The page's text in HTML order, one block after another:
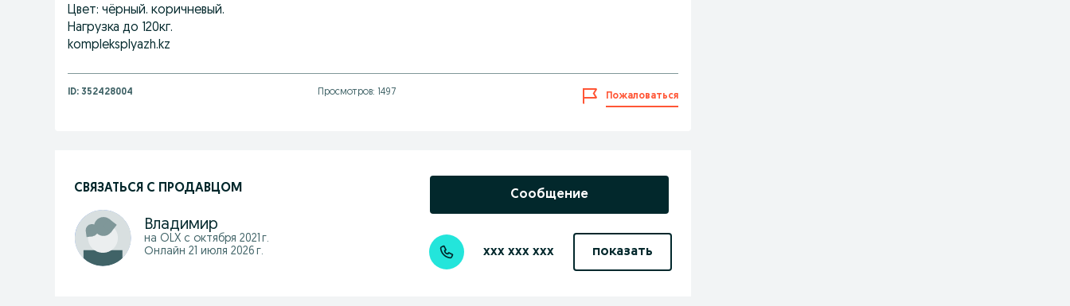
Цвет: чёрный. коричневый.
Нагрузка до 120кг.
kompleksplyazh.kz
ID: 352428004 Просмотров: 1497 Пожаловаться
СВЯЗАТЬСЯ С ПРОДАВЦОМ
Владимир
на OLX с октября 2021 г.
Онлайн 21 июля 2026 г.
Сообщение
xxx xxx xxx показать